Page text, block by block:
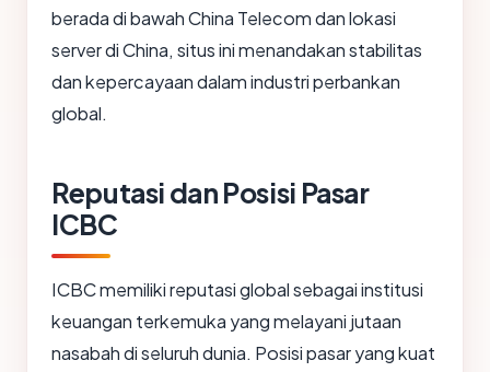
berada di bawah China Telecom dan lokasi
server di China, situs ini menandakan stabilitas
dan kepercayaan dalam industri perbankan
global.
Reputasi dan Posisi Pasar
ICBC
ICBC memiliki reputasi global sebagai institusi
keuangan terkemuka yang melayani jutaan
nasabah di seluruh dunia. Posisi pasar yang kuat